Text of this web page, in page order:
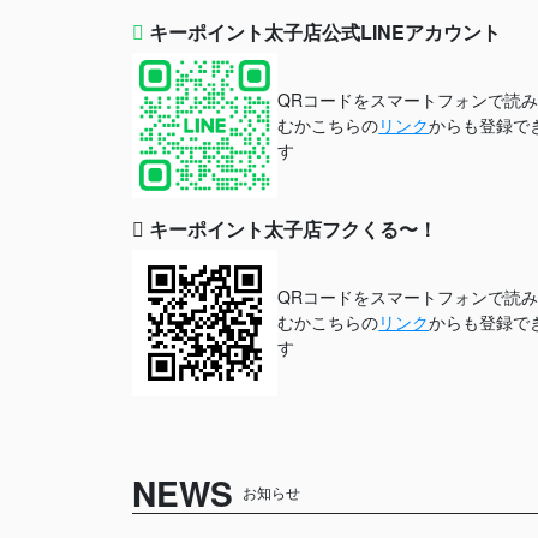
キーポイント太子店公式LINEアカウント
QRコードをスマートフォンで読
むかこちらのリンクからも登録で
す
キーポイント太子店フクくる〜！
QRコードをスマートフォンで読
むかこちらのリンクからも登録で
す
NEWS お知らせ